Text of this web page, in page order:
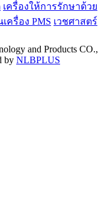
เครื่องให้การรักษาด้วย
เครื่อง PMS เวชศาสตร์
and Products CO.,
by NLBPLUS